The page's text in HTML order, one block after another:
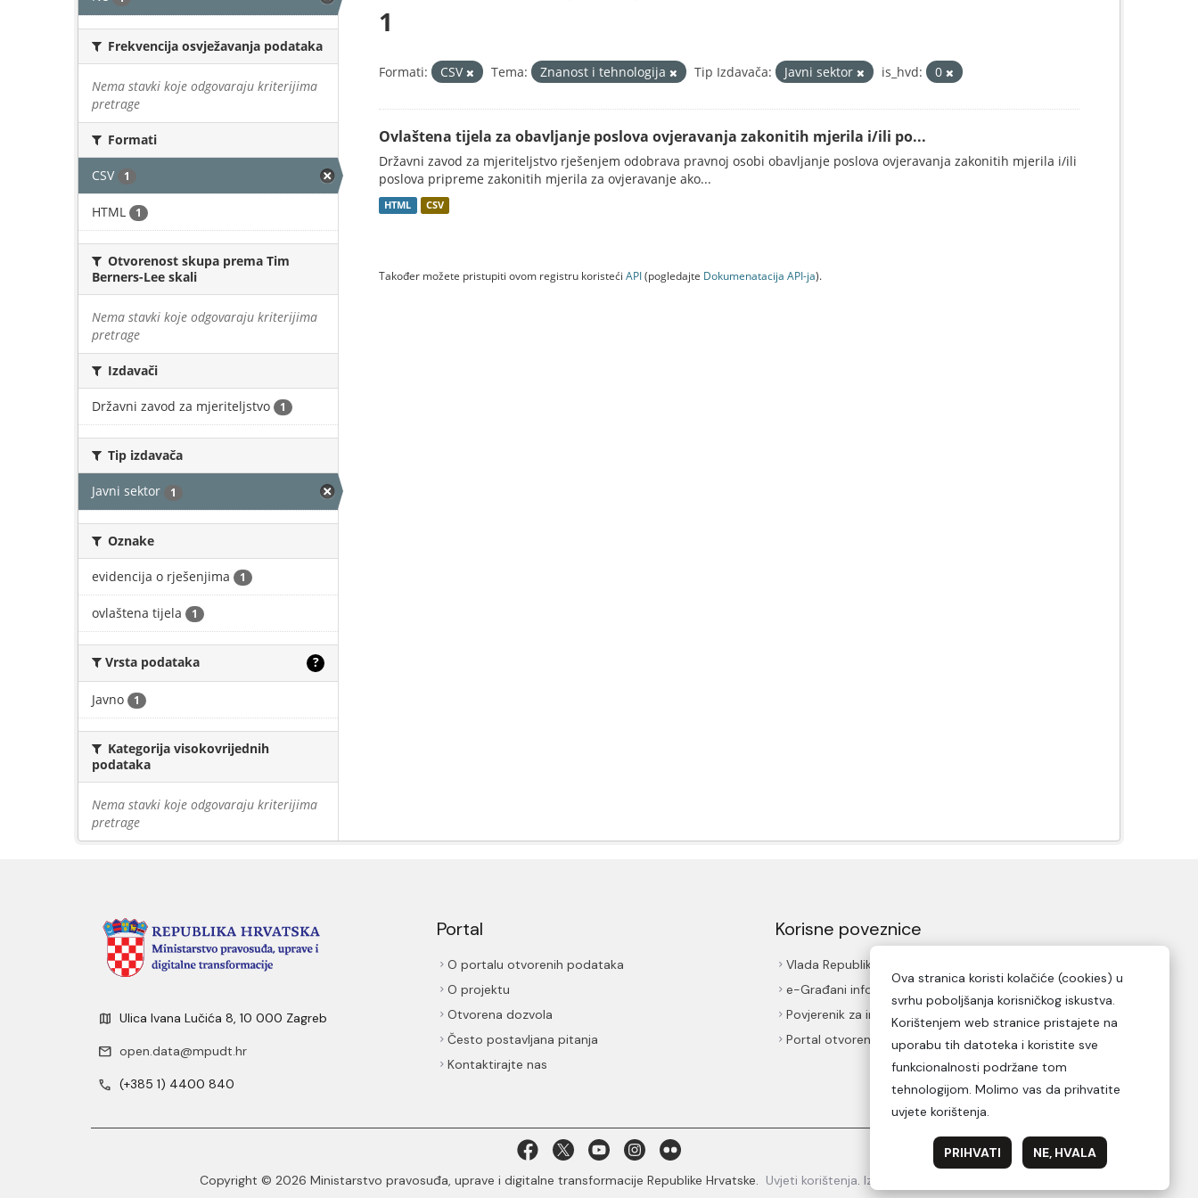
Frekvencija osvježavanja podataka
Nema stavki koje odgovaraju kriterijima
pretrage
Formati
CSV 1
HTML 1
Otvorenost skupa prema Tim
Berners-Lee skali
Nema stavki koje odgovaraju kriterijima
pretrage
Izdavači
Državni zavod za mjeriteljstvo 1
Tip izdavača
Javni sektor 1
Oznake
evidencija o rješenjima 1
ovlaštena tijela 1
Vrsta podataka ?
Javno 1
Kategorija visokovrijednih
podataka
Nema stavki koje odgovaraju kriterijima
pretrage
1
Formati: CSV Tema: Znanost i tehnologija Tip Izdavača: Javni sektor is_hvd: 0
Ovlaštena tijela za obavljanje poslova ovjeravanja zakonitih mjerila i/ili po...
Državni zavod za mjeriteljstvo rješenjem odobrava pravnoj osobi obavljanje poslova ovjeravanja zakonitih mjerila i/ili
poslova pripreme zakonitih mjerila za ovjeravanje ako...
HTML CSV
Također možete pristupiti ovom registru koristeći API(pogledajte Dokumenаtаcijа API-jа).